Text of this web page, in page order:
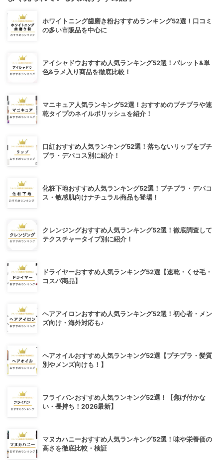
ホワイトニング歯磨き粉おすすめランキング52選！口コミ
の多い市販品を中心に
アイシャドウおすすめ人気ランキング52選！パレット&単
色&ラメ入り商品を徹底比較！
マニキュア人気ランキング52選！おすすめのプチプラや速
乾タイプのネイルポリッシュを紹介！
口紅おすすめ人気ランキング52選！落ちないリップをプチ
プラ・デパコス別に紹介！
化粧下地おすすめ人気ランキング52選！プチプラ・デパコ
ス・敏感肌向けナチュラル商品も登場！
クレンジングおすすめ人気ランキング52選！徹底調査して
テクスチャータイプ別に紹介！
ドライヤーおすすめ人気ランキング52選【速乾・くせ毛・
コスパ商品】
ヘアアイロンおすすめ人気ランキング52選！初心者・メン
ズ向け・海外対応も♪
ヘアオイルおすすめ人気ランキング52選【プチプラ・髪質
別やメンズ向けも！】
フライパンおすすめ人気ランキング52選！【焦げ付かな
い・長持ち！2026最新】
マヌカハニーおすすめ人気ランキング52選！味や栄養価の
高さを徹底比較・検証